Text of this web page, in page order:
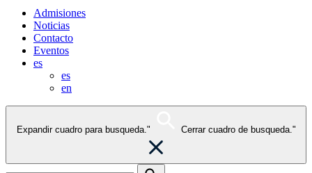
Admisiones
Noticias
Contacto
Eventos
es
es
en
Expandir cuadro para busqueda." Cerrar cuadro de busqueda."